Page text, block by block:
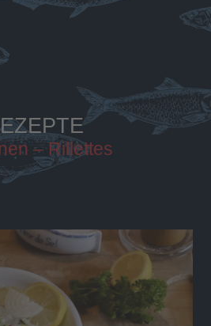
– Rillettes